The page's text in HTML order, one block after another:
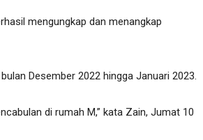
mengungkap dan menangkap
Desember 2022 hingga Januari 2023.
di rumah M,” kata Zain, Jumat 10